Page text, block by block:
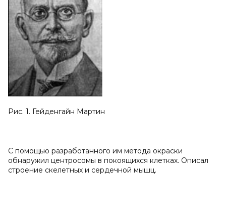
Рис. 1. Гейденгайн Мартин
С помощью разработанного им метода окраски
обнаружил центросомы в покоящихся клетках. Описал
строение скелетных и сердечной мышц.